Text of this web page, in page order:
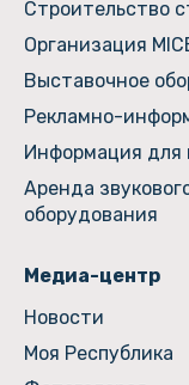
Строительство
Организация
Выставочное
Рекламно-
Информация для
Аренда
оборудования
Медиа-центр
Новости
Моя Республика